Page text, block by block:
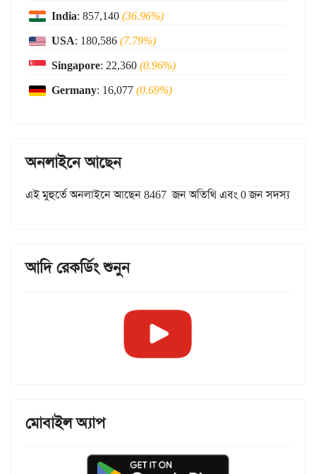
India: 857,140(36.96%)
USA: 180,586(7.79%)
Singapore: 22,360(0.96%)
Germany: 16,077(0.69%)
অনলাইনে আছেন
এই মুহুর্তে অনলাইনে আছেন 8467 জন অতিথি এবং 0 জন সদস্য
আদি রেকর্ডিং শুনুন
মোবাইল অ্যাপ